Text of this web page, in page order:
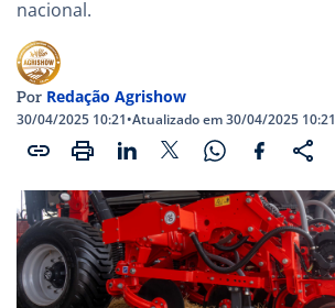
nacional.
Por Redação Agrishow
30/04/2025 10:21•Atualizado em 30/04/2025 10:21